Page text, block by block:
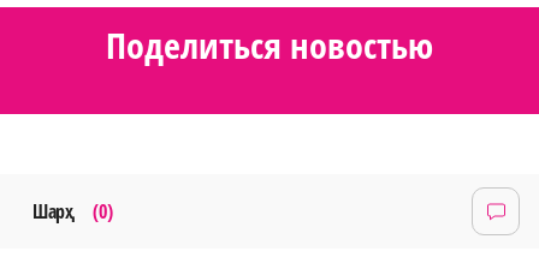
Поделиться новостью
Шарҳ (0)